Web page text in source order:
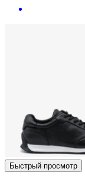
Быстрый просмотр